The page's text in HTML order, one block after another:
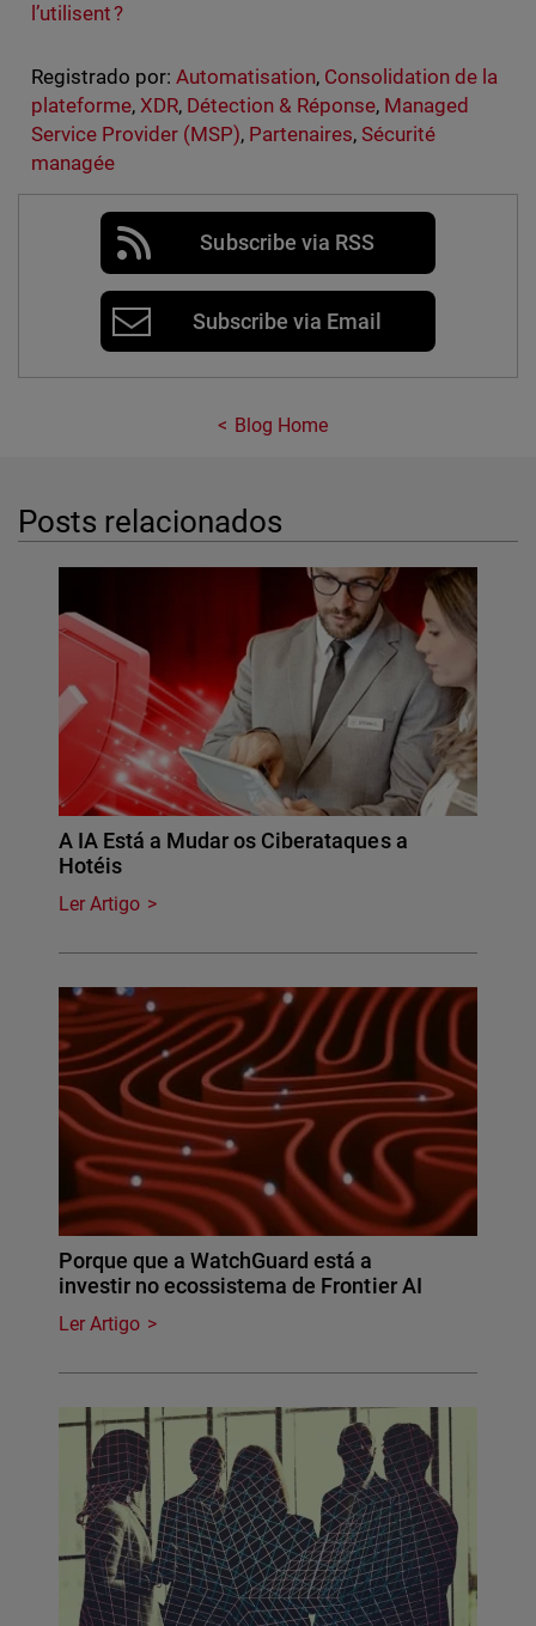
l’utilisent ?
Registrado por: Automatisation, Consolidation de la
plateforme, XDR, Détection & Réponse, Managed
Service Provider (MSP), Partenaires,Sécurité
managée
Subscribe via RSS
Subscribe via Email
Blog Home
Posts relacionados
A IA Está a Mudar os Ciberataques a
Hotéis
Ler Artigo
Porque que a WatchGuard está a
investir no ecossistema de Frontier AI
Ler Artigo